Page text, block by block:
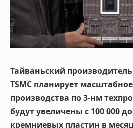
Тайваньский
TSMC планирует
производства по 3-нм
будут увеличены с 100 000
кремниевых пластин в